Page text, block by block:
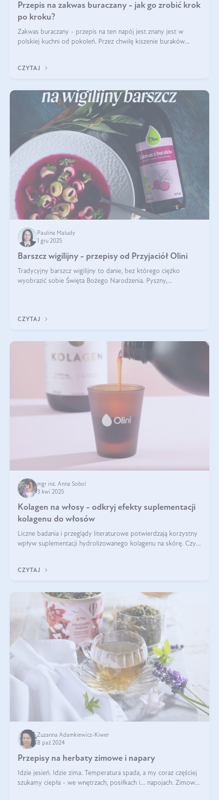
Przepis na zakwas buraczany - jak go zrobić krok
po kroku?
Zakwas buraczany - przepis na ten napój jest znany jest w
polskiej kuchni od pokoleń. Przez chwilę kiszenie buraków
CZYTAJ
Paulina Maludy
1 gru 2025
Barszcz wigilijny - przepisy od Przyjaciół Olini
Tradycyjny barszcz wigilijny to danie, bez którego ciężko
wyobrazić sobie Święta Bożego Narodzenia. Pyszny,
CZYTAJ
mgr inż. Anna Sobol
3 kwi 2025
Kolagen na włosy - odkryj efekty suplementacji
kolagenu do włosów
Liczne badania i przeglądy literaturowe potwierdzają korzystny
wpływ suplementacji hydrolizowanego kolagenu na skórę. Czy
CZYTAJ
Zuzanna Adamkiewicz-Kiwer
8 paź 2024
Przepisy na herbaty zimowe i napary
Idzie jesień. Idzie zima. Temperatura spada, a my coraz częściej
szukamy ciepła - we wnętrzach, posiłkach i… napojach. Zimowe